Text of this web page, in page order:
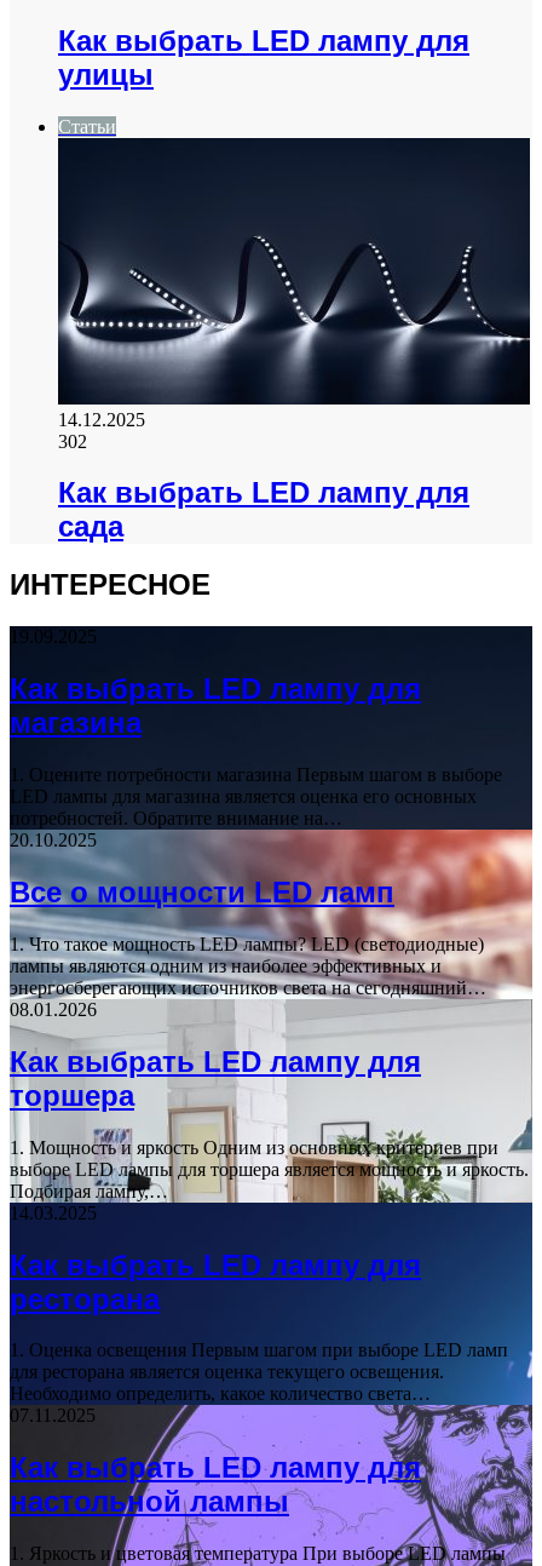
Как выбрать LED лампу для
улицы
Статьи
14.12.2025
302
Как выбрать LED лампу для
сада
ИНТЕРЕСНОЕ
19.09.2025
Как выбрать LED лампу для
магазина
1. Оцените потребности магазина Первым шагом в выборе
LED лампы для магазина является оценка его основных
потребностей. Обратите внимание на…
20.10.2025
Все о мощности LED ламп
1. Что такое мощность LED лампы? LED (светодиодные)
лампы являются одним из наиболее эффективных и
энергосберегающих источников света на сегодняшний…
08.01.2026
Как выбрать LED лампу для
торшера
1. Мощность и яркость Одним из основных критериев при
выборе LED лампы для торшера является мощность и яркость.
Подбирая лампу,…
14.03.2025
Как выбрать LED лампу для
ресторана
1. Оценка освещения Первым шагом при выборе LED ламп
для ресторана является оценка текущего освещения.
Необходимо определить, какое количество света…
07.11.2025
Как выбрать LED лампу для
настольной лампы
1. Яркость и цветовая температура При выборе LED лампы